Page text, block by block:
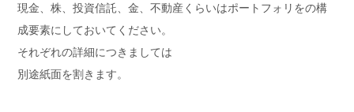
現金、株、投資信託、金、不動産くらいはポートフォリをの構
成要素にしておいてください。
それぞれの詳細につきましては
別途紙面を割きます。